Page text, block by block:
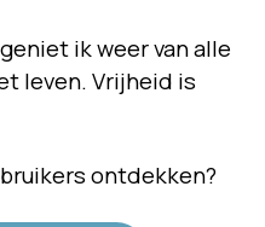
ik weer van alle
leven. Vrijheid is
ontdekken?